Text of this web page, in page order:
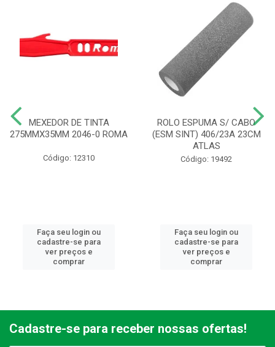
MEXEDOR DE TINTA
275MMX35MM 2046-0 ROMA
Código: 12310
Faça seu login ou
cadastre-se para
ver preços e
comprar
ROLO ESPUMA S/ CABO
(ESM SINT) 406/23A 23CM
ATLAS
Código: 19492
Faça seu login ou
cadastre-se para
ver preços e
comprar
Cadastre-se para receber nossas ofertas!